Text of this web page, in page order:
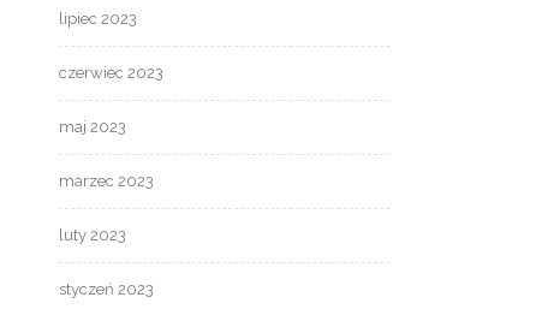
lipiec 2023
czerwiec 2023
maj 2023
marzec 2023
luty 2023
styczeń 2023